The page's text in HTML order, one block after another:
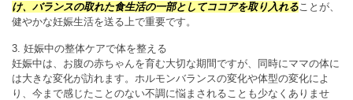
け、バランスの取れた食生活の一部としてココアを取り入れることが、
健やかな妊娠生活を送る上で重要です。
3. 妊娠中の整体ケアで体を整える
妊娠中は、お腹の赤ちゃんを育む大切な期間ですが、同時にママの体に
は大きな変化が訪れます。ホルモンバランスの変化や体型の変化によ
り、今まで感じたことのない不調に悩まされることも少なくありませ